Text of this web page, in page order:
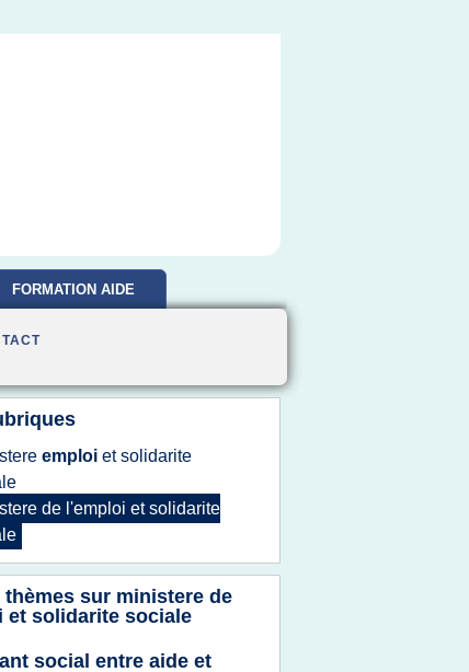
FORMATION AIDE
emploi etsolidarite
de l'emploi etsolidarite
thèmes sur ministere de
et solidarite sociale
social entre aide et